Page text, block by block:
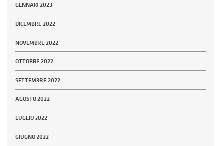
GENNAIO 2023
DICEMBRE 2022
NOVEMBRE 2022
OTTOBRE 2022
SETTEMBRE 2022
AGOSTO 2022
LUGLIO 2022
GIUGNO 2022